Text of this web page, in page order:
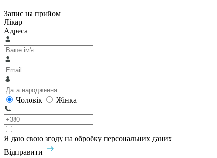
Запис на прийом
Лікар
Адреса
Чоловік Жінка
Я даю свою згоду на обробку персональних даних
Відправити